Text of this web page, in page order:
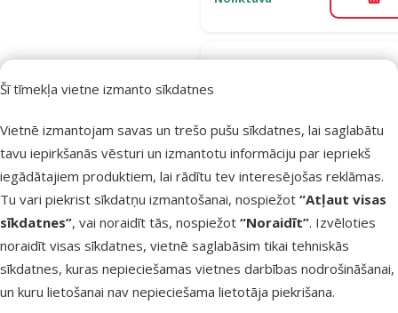
Šī tīmekļa vietne izmanto sīkdatnes
Vietnē izmantojam savas un trešo pušu sīkdatnes, lai saglabātu
tavu iepirkšanās vēsturi un izmantotu informāciju par iepriekš
iegādātajiem produktiem, lai rādītu tev interesējošas reklāmas.
Tu vari piekrist sīkdatņu izmantošanai, nospiežot “Atļaut visas
sīkdatnes”, vai noraidīt tās, nospiežot “Noraidīt”. Izvēloties
noraidīt visas sīkdatnes, vietnē saglabāsim tikai tehniskās
sīkdatnes, kuras nepieciešamas vietnes darbības nodrošināšanai,
un kuru lietošanai nav nepieciešama lietotāja piekrišana.
Prospera
Chicken
Sandwich
Knots, 230
Cena
6,99 €
iesaka